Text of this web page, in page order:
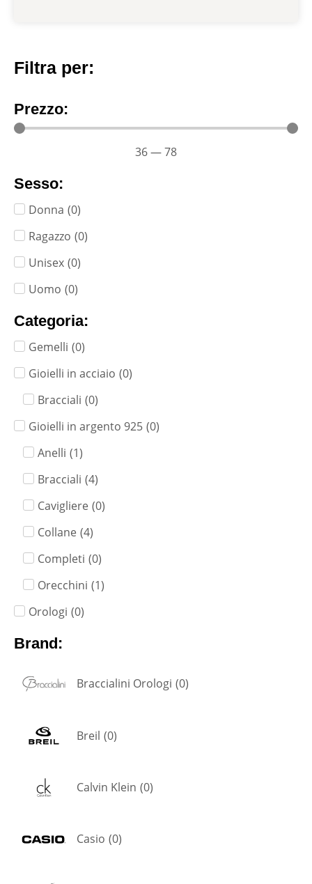
Filtra per:
Prezzo:
36—78
Sesso:
Donna (0)
Ragazzo (0)
Unisex (0)
Uomo (0)
Categoria:
Gemelli (0)
Gioielli in acciaio (0)
Bracciali (0)
Gioielli in argento 925 (0)
Anelli (1)
Bracciali (4)
Cavigliere (0)
Collane (4)
Completi (0)
Orecchini (1)
Orologi (0)
Brand:
Braccialini Orologi (0)
Breil (0)
Calvin Klein (0)
Casio (0)